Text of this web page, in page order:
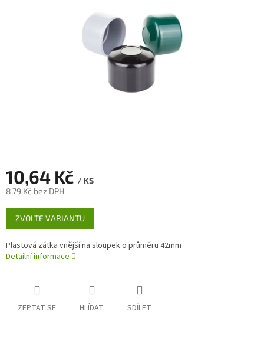
10,64 Kč / KS
8,79 Kč bez DPH
Měrná
cena:
ZVOLTE VARIANTU
Plastová zátka vnější na sloupek o průměru 42mm
Detailní informace
ZEPTAT SE HLÍDAT SDÍLET